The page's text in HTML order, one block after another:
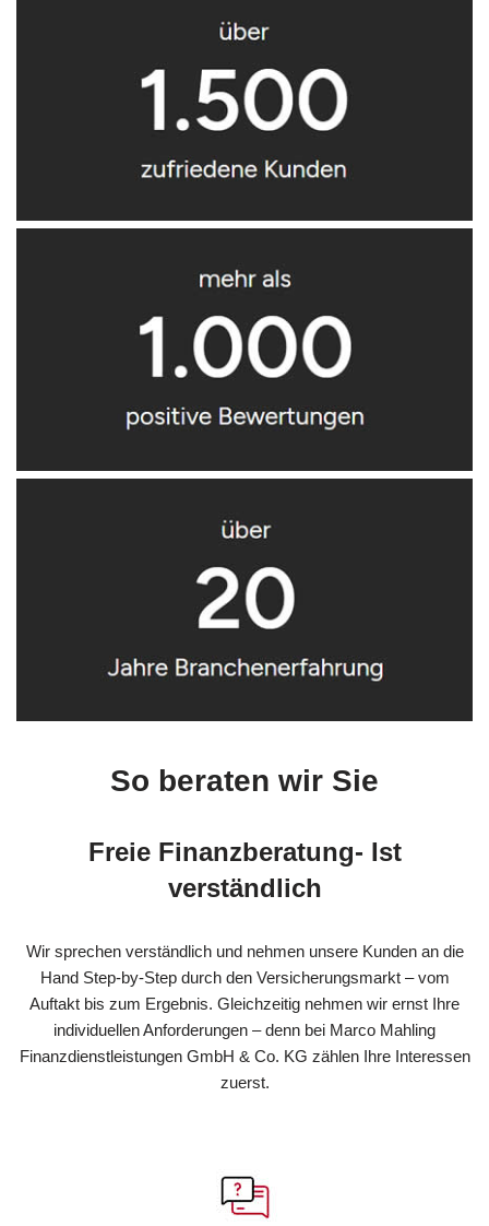
So beraten wir Sie
Freie Finanzberatung- Ist
verständlich
Wir sprechen verständlich und nehmen unsere Kunden an die
Hand Step-by-Step durch den Versicherungsmarkt – vom
Auftakt bis zum Ergebnis. Gleichzeitig nehmen wir ernst Ihre
individuellen Anforderungen – denn bei Marco Mahling
Finanzdienstleistungen GmbH & Co. KG zählen Ihre Interessen
zuerst.